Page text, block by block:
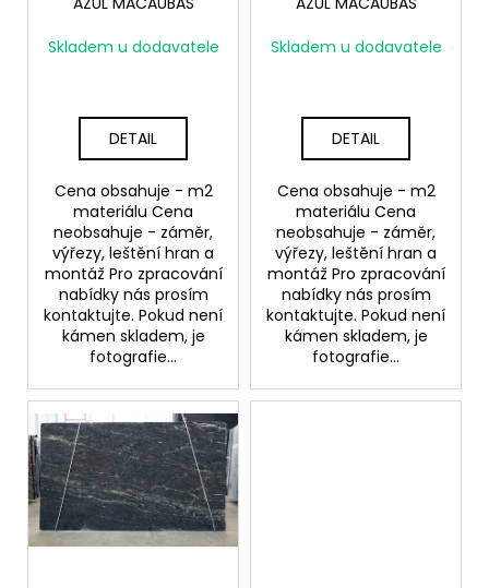
Skladem u dodavatele
DETAIL
Cena obsahuje - m2
materiálu Cena
neobsahuje - záměr,
výřezy, leštění hran a
montáž Pro zpracování
nabídky nás prosím
kontaktujte. Pokud není
kámen skladem, je
fotografie...
Skladem u dodavatele
DETAIL
Cena obsahuje - m2
materiálu Cena
neobsahuje - záměr,
výřezy, leštění hran a
montáž Pro zpracování
nabídky nás prosím
kontaktujte. Pokud není
kámen skladem, je
fotografie...